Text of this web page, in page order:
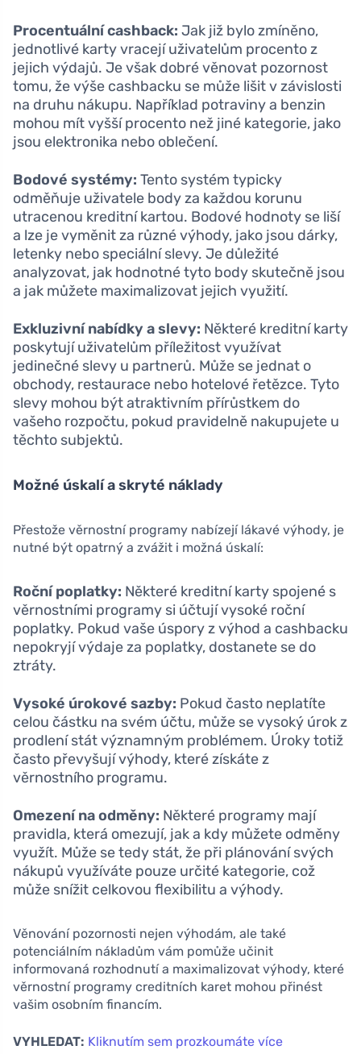
Procentuální cashback: Jak již bylo zmíněno,
jednotlivé karty vracejí uživatelům procento z
jejich výdajů. Je však dobré věnovat pozornost
tomu, že výše cashbacku se může lišit v závislosti
na druhu nákupu. Například potraviny a benzin
mohou mít vyšší procento než jiné kategorie, jako
jsou elektronika nebo oblečení.
Bodové systémy: Tento systém typicky
odměňuje uživatele body za každou korunu
utracenou kreditní kartou. Bodové hodnoty se liší
a lze je vyměnit za různé výhody, jako jsou dárky,
letenky nebo speciální slevy. Je důležité
analyzovat, jak hodnotné tyto body skutečně jsou
a jak můžete maximalizovat jejich využití.
Exkluzivní nabídky a slevy: Některé kreditní karty
poskytují uživatelům příležitost využívat
jedinečné slevy u partnerů. Může se jednat o
obchody, restaurace nebo hotelové řetězce. Tyto
slevy mohou být atraktivním přírůstkem do
vašeho rozpočtu, pokud pravidelně nakupujete u
těchto subjektů.
Možné úskalí a skryté náklady
Přestože věrnostní programy nabízejí lákavé výhody, je
nutné být opatrný a zvážit i možná úskalí:
Roční poplatky: Některé kreditní karty spojené s
věrnostními programy si účtují vysoké roční
poplatky. Pokud vaše úspory z výhod a cashbacku
nepokryjí výdaje za poplatky, dostanete se do
ztráty.
Vysoké úrokové sazby: Pokud často neplatíte
celou částku na svém účtu, může se vysoký úrok z
prodlení stát významným problémem. Úroky totiž
často převyšují výhody, které získáte z
věrnostního programu.
Omezení na odměny: Některé programy mají
pravidla, která omezují, jak a kdy můžete odměny
využít. Může se tedy stát, že při plánování svých
nákupů využíváte pouze určité kategorie, což
může snížit celkovou flexibilitu a výhody.
Věnování pozornosti nejen výhodám, ale také
potenciálním nákladům vám pomůže učinit
informovaná rozhodnutí a maximalizovat výhody, které
věrnostní programy creditních karet mohou přinést
vašim osobním financím.
VYHLEDAT: Kliknutím sem prozkoumáte více